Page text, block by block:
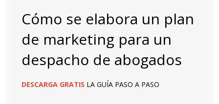
Cómo se elabora un plan
de marketing para un
despacho de abogados
DESCARGA GRATIS LA GUÍA PASO A PASO